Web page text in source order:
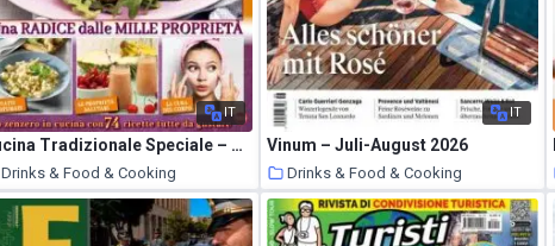
IT
Cucina Tradizionale Speciale – Luglio 2026
Drinks & Food & Cooking
9 July 2026
IT
Vinum – Juli-August 2026
Drinks & Food & Cooking
9 July 2026